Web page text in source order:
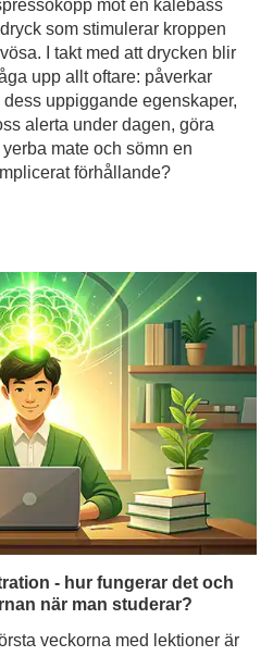
mate och sömn en
förhållande?
- hur fungerar det och
när man studerar?
veckorna med lektioner är
efter sätt att studera mer
och förlänga sina
studenter - även personer
programmerare eller
det annorlunda?